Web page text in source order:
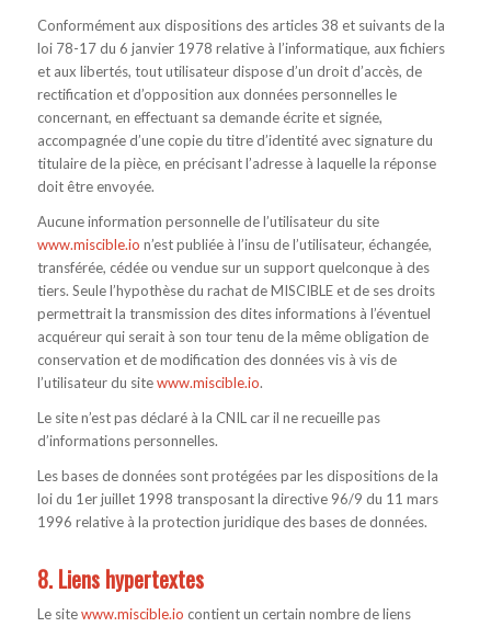
Conformément aux dispositions des articles 38 et suivants de la
loi 78-17 du 6 janvier 1978 relative à l’informatique, aux fichiers
et aux libertés, tout utilisateur dispose d’un droit d’accès, de
rectification et d’opposition aux données personnelles le
concernant, en effectuant sa demande écrite et signée,
accompagnée d’une copie du titre d’identité avec signature du
titulaire de la pièce, en précisant l’adresse à laquelle la réponse
doit être envoyée.
Aucune information personnelle de l’utilisateur du site
www.miscible.io n’est publiée à l’insu de l’utilisateur, échangée,
transférée, cédée ou vendue sur un support quelconque à des
tiers. Seule l’hypothèse du rachat de MISCIBLE et de ses droits
permettrait la transmission des dites informations à l’éventuel
acquéreur qui serait à son tour tenu de la même obligation de
conservation et de modification des données vis à vis de
l’utilisateur du sitewww.miscible.io.
Le site n’est pas déclaré à la CNIL car il ne recueille pas
d’informations personnelles.
Les bases de données sont protégées par les dispositions de la
loi du 1er juillet 1998 transposant la directive 96/9 du 11 mars
1996 relative à la protection juridique des bases de données.
8. Liens hypertextes
Le sitewww.miscible.io contient un certain nombre de liens